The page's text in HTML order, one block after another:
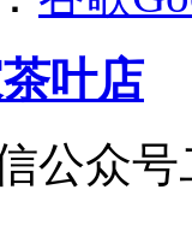
叶店
公众